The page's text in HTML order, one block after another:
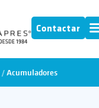
Contactar
/Acumuladores